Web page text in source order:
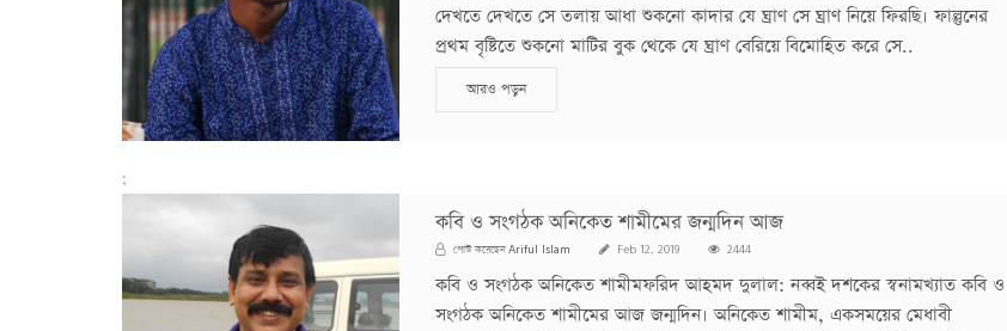
দেখতে দেখতে সে তলায় আধা শুকনো কাদার যে ঘ্রাণ সে ঘ্রাণ নিয়ে ফিরছি। ফাল্গুনের
প্রথম বৃষ্টিতে শুকনো মাটির বুক থেকে যে ঘ্রাণ বেরিয়ে বিমোহিত করে সে..
আরও পড়ুন
;
কবি ও সংগঠক অনিকেত শামীমের জন্মদিন আজ
পোস্ট করেছেনAriful Islam Feb 12, 2019 2444
কবি ও সংগঠক অনিকেত শামীমফরিদ আহমদ দুলাল: নব্বই দশকের স্বনামখ্যাত কবি ও
সংগঠক অনিকেত শামীমের আজ জন্মদিন। অনিকেত শামীম, একসময়ের মেধাবী